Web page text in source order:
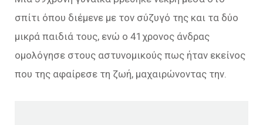
σπίτι όπου διέμενε με τον σύζυγό της και τα δύο
μικρά παιδιά τους, ενώ ο 41χρονος άνδρας
ομολόγησε στους αστυνομικούς πως ήταν εκείνος
που της αφαίρεσε τη ζωή, μαχαιρώνοντας την.